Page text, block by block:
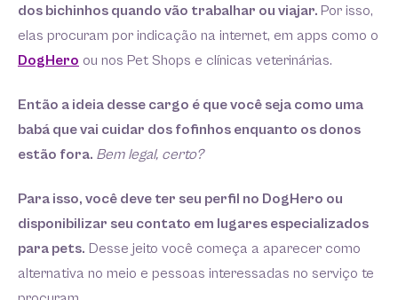
dos bichinhos quando vão trabalhar ou viajar. Por isso,
elas procuram por indicação na internet, em apps como o
DogHero ou nos Pet Shops e clínicas veterinárias.
Então a ideia desse cargo é que você seja como uma
babá que vai cuidar dos fofinhos enquanto os donos
estão fora. Bem legal, certo?
Para isso, você deve ter seu perfil no DogHero ou
disponibilizar seu contato em lugares especializados
para pets. Desse jeito você começa a aparecer como
alternativa no meio e pessoas interessadas no serviço te